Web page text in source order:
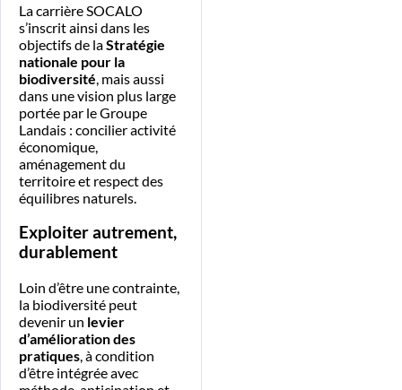
La carrière SOCALO
s’inscrit ainsi dans les
objectifs de laStratégie
nationale pour la
biodiversité , mais aussi
dans une vision plus large
portée par le Groupe
Landais : concilier activité
économique,
aménagement du
territoire et respect des
équilibres naturels.
Exploiter autrement,
durablement
Loin d’être une contrainte,
la biodiversité peut
devenir un levier
d’amélioration des
pratiques, à condition
d’être intégrée avec